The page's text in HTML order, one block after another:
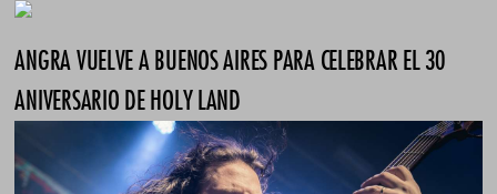
ANGRA VUELVE A BUENOS AIRES PARA CELEBRAR EL 30
ANIVERSARIO DE HOLY LAND